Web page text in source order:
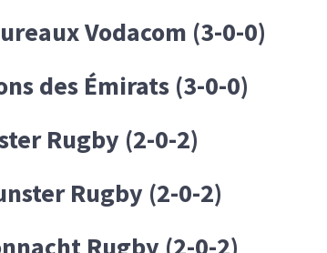
Vodacom (3-0-0)
des Émirats (3-0-0)
Rugby (2-0-2)
Rugby (2-0-2)